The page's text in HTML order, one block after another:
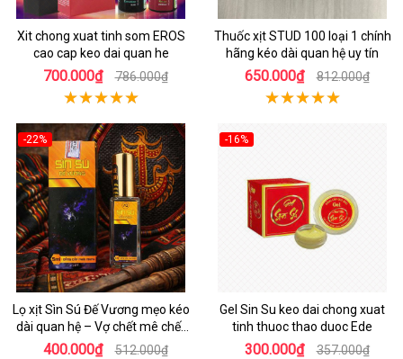
Xit chong xuat tinh som EROS
cao cap keo dai quan he
700.000₫ 786.000₫
Thuốc xịt STUD 100 loại 1 chính
hãng kéo dài quan hệ uy tín
650.000₫ 812.000₫
-22%
Lọ xịt Sìn Sú Đế Vương mẹo kéo
dài quan hệ – Vợ chết mê chết
mệt
400.000₫ 512.000₫
-16%
Gel Sin Su keo dai chong xuat
tinh thuoc thao duoc Ede
300.000₫ 357.000₫